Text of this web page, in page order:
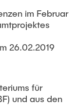
im Februar
26.02.2019
für
und aus den